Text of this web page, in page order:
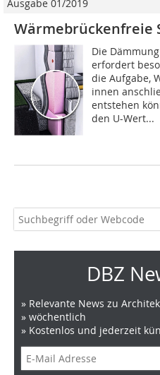
Ausgabe 01/2019
Wärmebrückenfreie
Die
erfordert
die Aufgabe,
innen
entstehen
den U-Wert...
DBZ
» Relevante News zu
» wöchentlich
» Kostenlos und jederzeit